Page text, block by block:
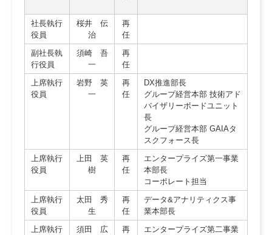
社長執行
役員
桜井 伝
治
再
任
副社長執
行役員
須崎 吾
一
再
任
上席執行
役員
岩野 英
一
再
任
DX推進部長
グループ経営本部 技術アド
バイザリーボードユニット
長
グループ経営本部 GAIAタ
スクフォース長
上席執行
役員
上田 英
樹
再
任
エンタープライズ第一事業
本部長
コーポレート担当
上席執行
役員
太田 秀
生
再
任
データ&アナリティクス事
業本部長
上席執行
須田 広
再
エンタープライズ第二事業